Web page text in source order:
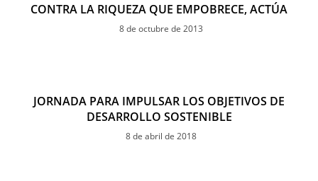
CONTRA LA RIQUEZA QUE EMPOBRECE, ACTÚA
8 de octubre de 2013
JORNADA PARA IMPULSAR LOS OBJETIVOS DE
DESARROLLO SOSTENIBLE
8 de abril de 2018